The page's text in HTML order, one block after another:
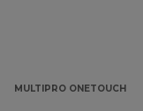
MULTIPRO ONETOUCH